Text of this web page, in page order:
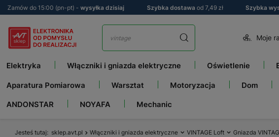
Zamów do 15:00 (pn-pt) - wysyłka dzisiaj Szybka dostawa od 7,49 zł Szybka
Moje
Elektryka Włączniki i gniazda elektryczne Oświetlenie
Aparatura Pomiarowa Warsztat Motoryzacja Dom
ANDONSTAR NOYAFA Mechanic
Jesteś tutaj sklep.avt.pl Włączniki i gniazda elektryczne VINTAGE Loft Gniazda